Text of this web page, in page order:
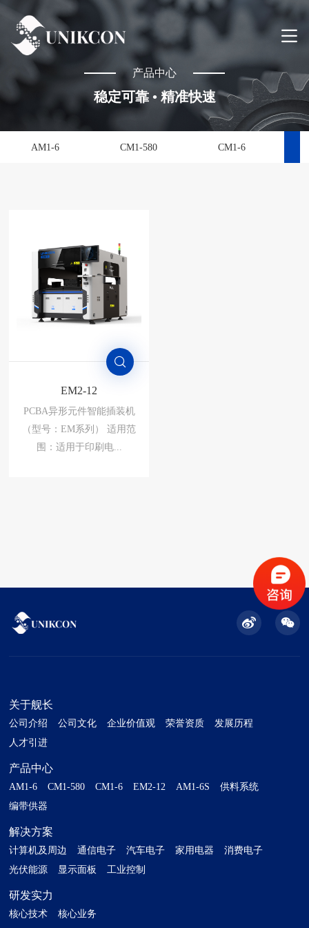
产品中心
稳定可靠 • 精准快速
AM1-6 CM1-580 CM1-6
EM2-12
PCBA异形元件智能插装机
（型号：EM系列） 适用范
围：适用于印刷电...
（型号：EM系列） 适用范
围：适用于印刷电...
关于舰长
公司介绍 公司文化 企业价值观 荣誉资质
发展历程
人才引进
产品中心
AM1-6 CM1-580 CM1-6 EM2-12 AM1-6S
供料系统
编带供器
解决方案
计算机及周边 通信电子 汽车电子 家用电器
消费电子
光伏能源
显示面板 工业控制
研发实力
核心技术 核心业务